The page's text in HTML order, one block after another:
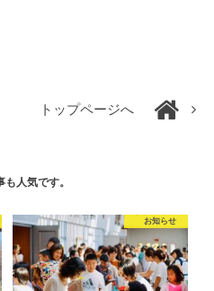
トップページへ
人気です。
お知らせ